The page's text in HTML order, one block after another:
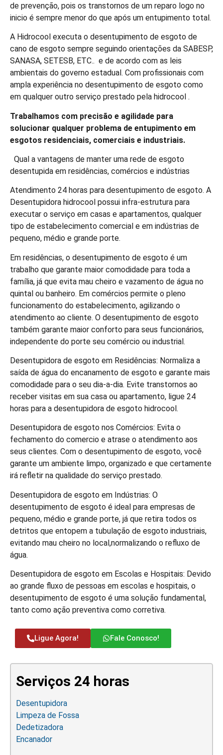
de prevenção, pois os transtornos de um reparo logo no
inicio é sempre menor do que após um entupimento total.
A Hidrocool executa o desentupimento de esgoto de
cano de esgoto sempre seguindo orientações da SABESP,
SANASA, SETESB, ETC.. e de acordo com as leis
ambientais do governo estadual. Com profissionais com
ampla experiência no desentupimento de esgoto como
em qualquer outro serviço prestado pela hidrocool .
Trabalhamos com precisão e agilidade para
solucionar qualquer problema de entupimento em
esgotos residenciais, comerciais e industriais.
Qual a vantagens de manter uma rede de esgoto
desentupida em residências, comércios e indústrias
Atendimento 24 horas para desentupimento de esgoto. A
Desentupidora hidrocool possui infra-estrutura para
executar o serviço em casas e apartamentos, qualquer
tipo de estabelecimento comercial e em indústrias de
pequeno, médio e grande porte.
Em residências, o desentupimento de esgoto é um
trabalho que garante maior comodidade para toda a
família, já que evita mau cheiro e vazamento de água no
quintal ou banheiro. Em comércios permite o pleno
funcionamento do estabelecimento, agilizando o
atendimento ao cliente. O desentupimento de esgoto
também garante maior conforto para seus funcionários,
independente do porte seu comércio ou industrial.
Desentupidora de esgoto em Residências: Normaliza a
saída de água do encanamento de esgoto e garante mais
comodidade para o seu dia-a-dia. Evite transtornos ao
receber visitas em sua casa ou apartamento, ligue 24
horas para a desentupidora de esgoto hidrocool.
Desentupidora de esgoto nos Comércios: Evita o
fechamento do comercio e atrase o atendimento aos
seus clientes. Com o desentupimento de esgoto, você
garante um ambiente limpo, organizado e que certamente
irá refletir na qualidade do serviço prestado.
Desentupidora de esgoto em Indústrias: O
desentupimento de esgoto é ideal para empresas de
pequeno, médio e grande porte, já que retira todos os
detritos que entopem a tubulação de esgoto industriais,
evitando mau cheiro no local,normalizando o refluxo de
água.
Desentupidora de esgoto em Escolas e Hospitais: Devido
ao grande fluxo de pessoas em escolas e hospitais, o
desentupimento de esgoto é uma solução fundamental,
tanto como ação preventiva como corretiva.
Ligue Agora! Fale Conosco!
Serviços 24 horas
Desentupidora
Limpeza de Fossa
Dedetizadora
Encanador